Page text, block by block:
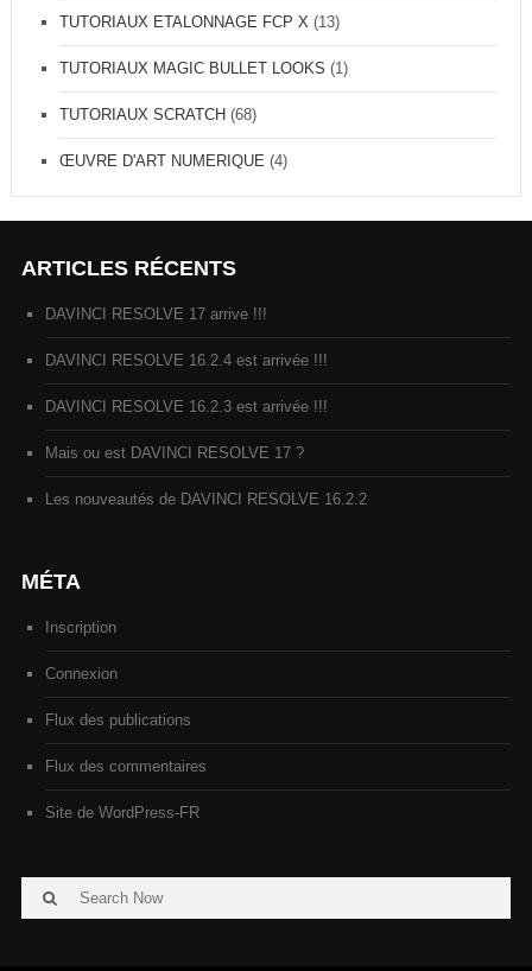
TUTORIAUX ETALONNAGE FCP X (13)
TUTORIAUX MAGIC BULLET LOOKS (1)
TUTORIAUX SCRATCH(68)
ŒUVRE D'ART NUMERIQUE (4)
ARTICLES RÉCENTS
DAVINCI RESOLVE 17 arrive !!!
DAVINCI RESOLVE 16.2.4 est arrivée !!!
DAVINCI RESOLVE 16.2.3 est arrivée !!!
Mais ou est DAVINCI RESOLVE 17 ?
Les nouveautés de DAVINCI RESOLVE 16.2.2
MÉTA
Inscription
Connexion
Flux des publications
Flux des commentaires
Site de WordPress-FR
Search